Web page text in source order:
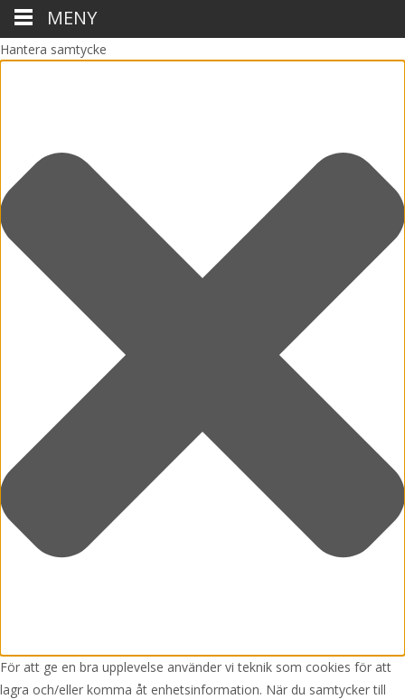
Hantera samtycke
För att ge en bra upplevelse använder vi teknik som cookies för att
lagra och/eller komma åt enhetsinformation. När du samtycker till
MENY